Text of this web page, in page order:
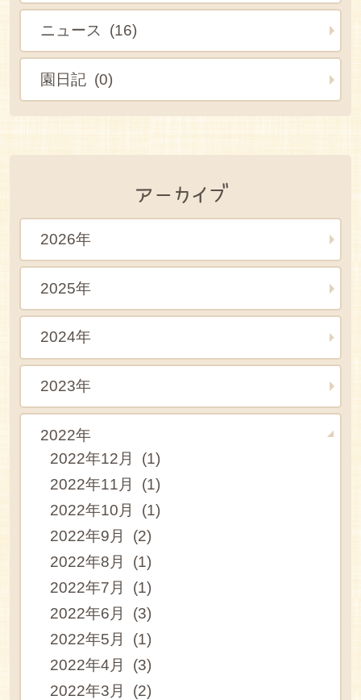
ニュース (16)
園日記 (0)
アーカイブ
2026年
2025年
2024年
2023年
2022年
2022年12月 (1)
2022年11月 (1)
2022年10月 (1)
2022年9月 (2)
2022年8月 (1)
2022年7月 (1)
2022年6月 (3)
2022年5月 (1)
2022年4月 (3)
2022年3月 (2)